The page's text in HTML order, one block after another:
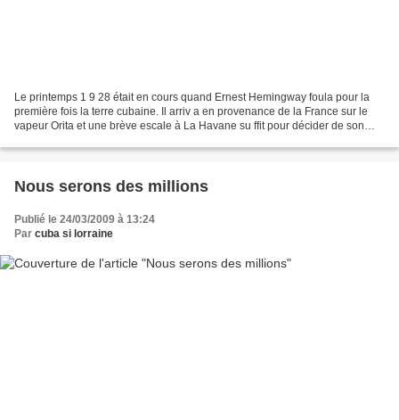
Le printemps 1 9 28 était en cours quand Ernest Hemingway foula pour la
première fois la terre cubaine. Il arriv a en provenance de la France sur le
vapeur Orita et une brève escale à La Havane su ffit pour décider de son
Nous serons des millions
Publié le 24/03/2009 à 13:24
Par cuba si lorraine